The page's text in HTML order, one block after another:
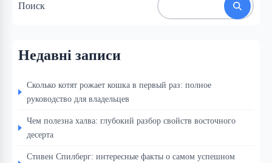
Поиск
Недавні записи
Сколько котят рожает кошка в первый раз: полное
руководство для владельцев
Чем полезна халва: глубокий разбор свойств восточного
десерта
Стивен Спилберг: интересные факты о самом успешном